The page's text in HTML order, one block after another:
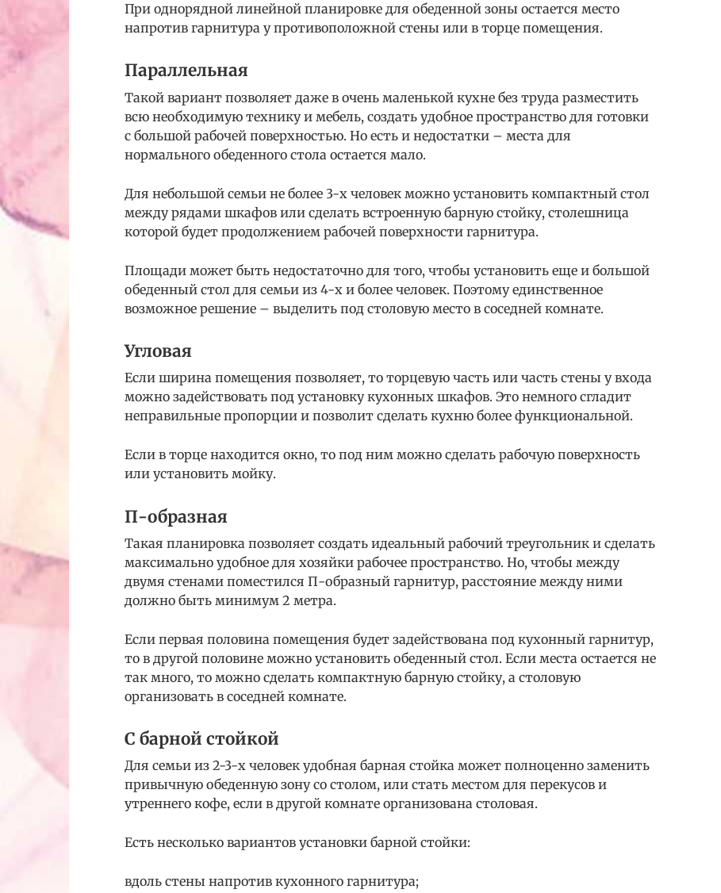
При однорядной линейной планировке для обеденной зоны остается место
напротив гарнитура у противоположной стены или в торце помещения.
Параллельная
Такой вариант позволяет даже в очень маленькой кухне без труда разместить
всю необходимую технику и мебель, создать удобное пространство для готовки
с большой рабочей поверхностью. Но есть и недостатки – места для
нормального обеденного стола остается мало.
Для небольшой семьи не более 3-х человек можно установить компактный стол
между рядами шкафов или сделать встроенную барную стойку, столешница
которой будет продолжением рабочей поверхности гарнитура.
Площади может быть недостаточно для того, чтобы установить еще и большой
обеденный стол для семьи из 4-х и более человек. Поэтому единственное
возможное решение – выделить под столовую место в соседней комнате.
Угловая
Если ширина помещения позволяет, то торцевую часть или часть стены у входа
можно задействовать под установку кухонных шкафов. Это немного сгладит
неправильные пропорции и позволит сделать кухню более функциональной.
Если в торце находится окно, то под ним можно сделать рабочую поверхность
или установить мойку.
П-образная
Такая планировка позволяет создать идеальный рабочий треугольник и сделать
максимально удобное для хозяйки рабочее пространство. Но, чтобы между
двумя стенами поместился П-образный гарнитур, расстояние между ними
должно быть минимум 2 метра.
Если первая половина помещения будет задействована под кухонный гарнитур,
то в другой половине можно установить обеденный стол. Если места остается не
так много, то можно сделать компактную барную стойку, а столовую
организовать в соседней комнате.
С барной стойкой
Для семьи из 2-3-х человек удобная барная стойка может полноценно заменить
привычную обеденную зону со столом, или стать местом для перекусов и
утреннего кофе, если в другой комнате организована столовая.
Есть несколько вариантов установки барной стойки:
вдоль стены напротив кухонного гарнитура;